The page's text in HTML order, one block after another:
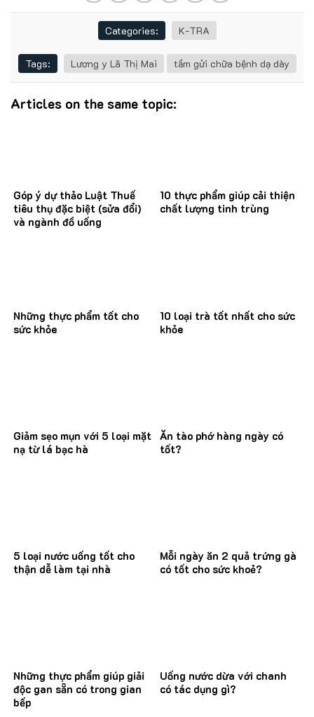
Categories: K-TRA
Tags: Lương y Lã Thị Mai tầm gửi chữa bệnh dạ dày
Articles on the same topic:
Góp ý dự thảo Luật Thuế
tiêu thụ đặc biệt (sửa đổi)
và ngành đồ uống
10 thực phẩm giúp cải thiện
chất lượng tinh trùng
Những thực phẩm tốt cho
sức khỏe
10 loại trà tốt nhất cho sức
khỏe
Giảm sẹo mụn với 5 loại mặt
nạ từ lá bạc hà
Ăn tào phớ hàng ngày có
tốt?
5 loại nước uống tốt cho
thận dễ làm tại nhà
Mỗi ngày ăn 2 quả trứng gà
có tốt cho sức khoẻ?
Những thực phẩm giúp giải
độc gan sẵn có trong gian
bếp
Uống nước dừa với chanh
có tác dụng gì?